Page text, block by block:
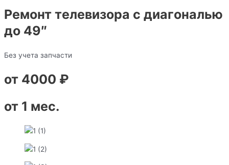
Ремонт телевизора с диагональю
до 49″
Без учета запчасти
от 4000 ₽
от 1 мес.